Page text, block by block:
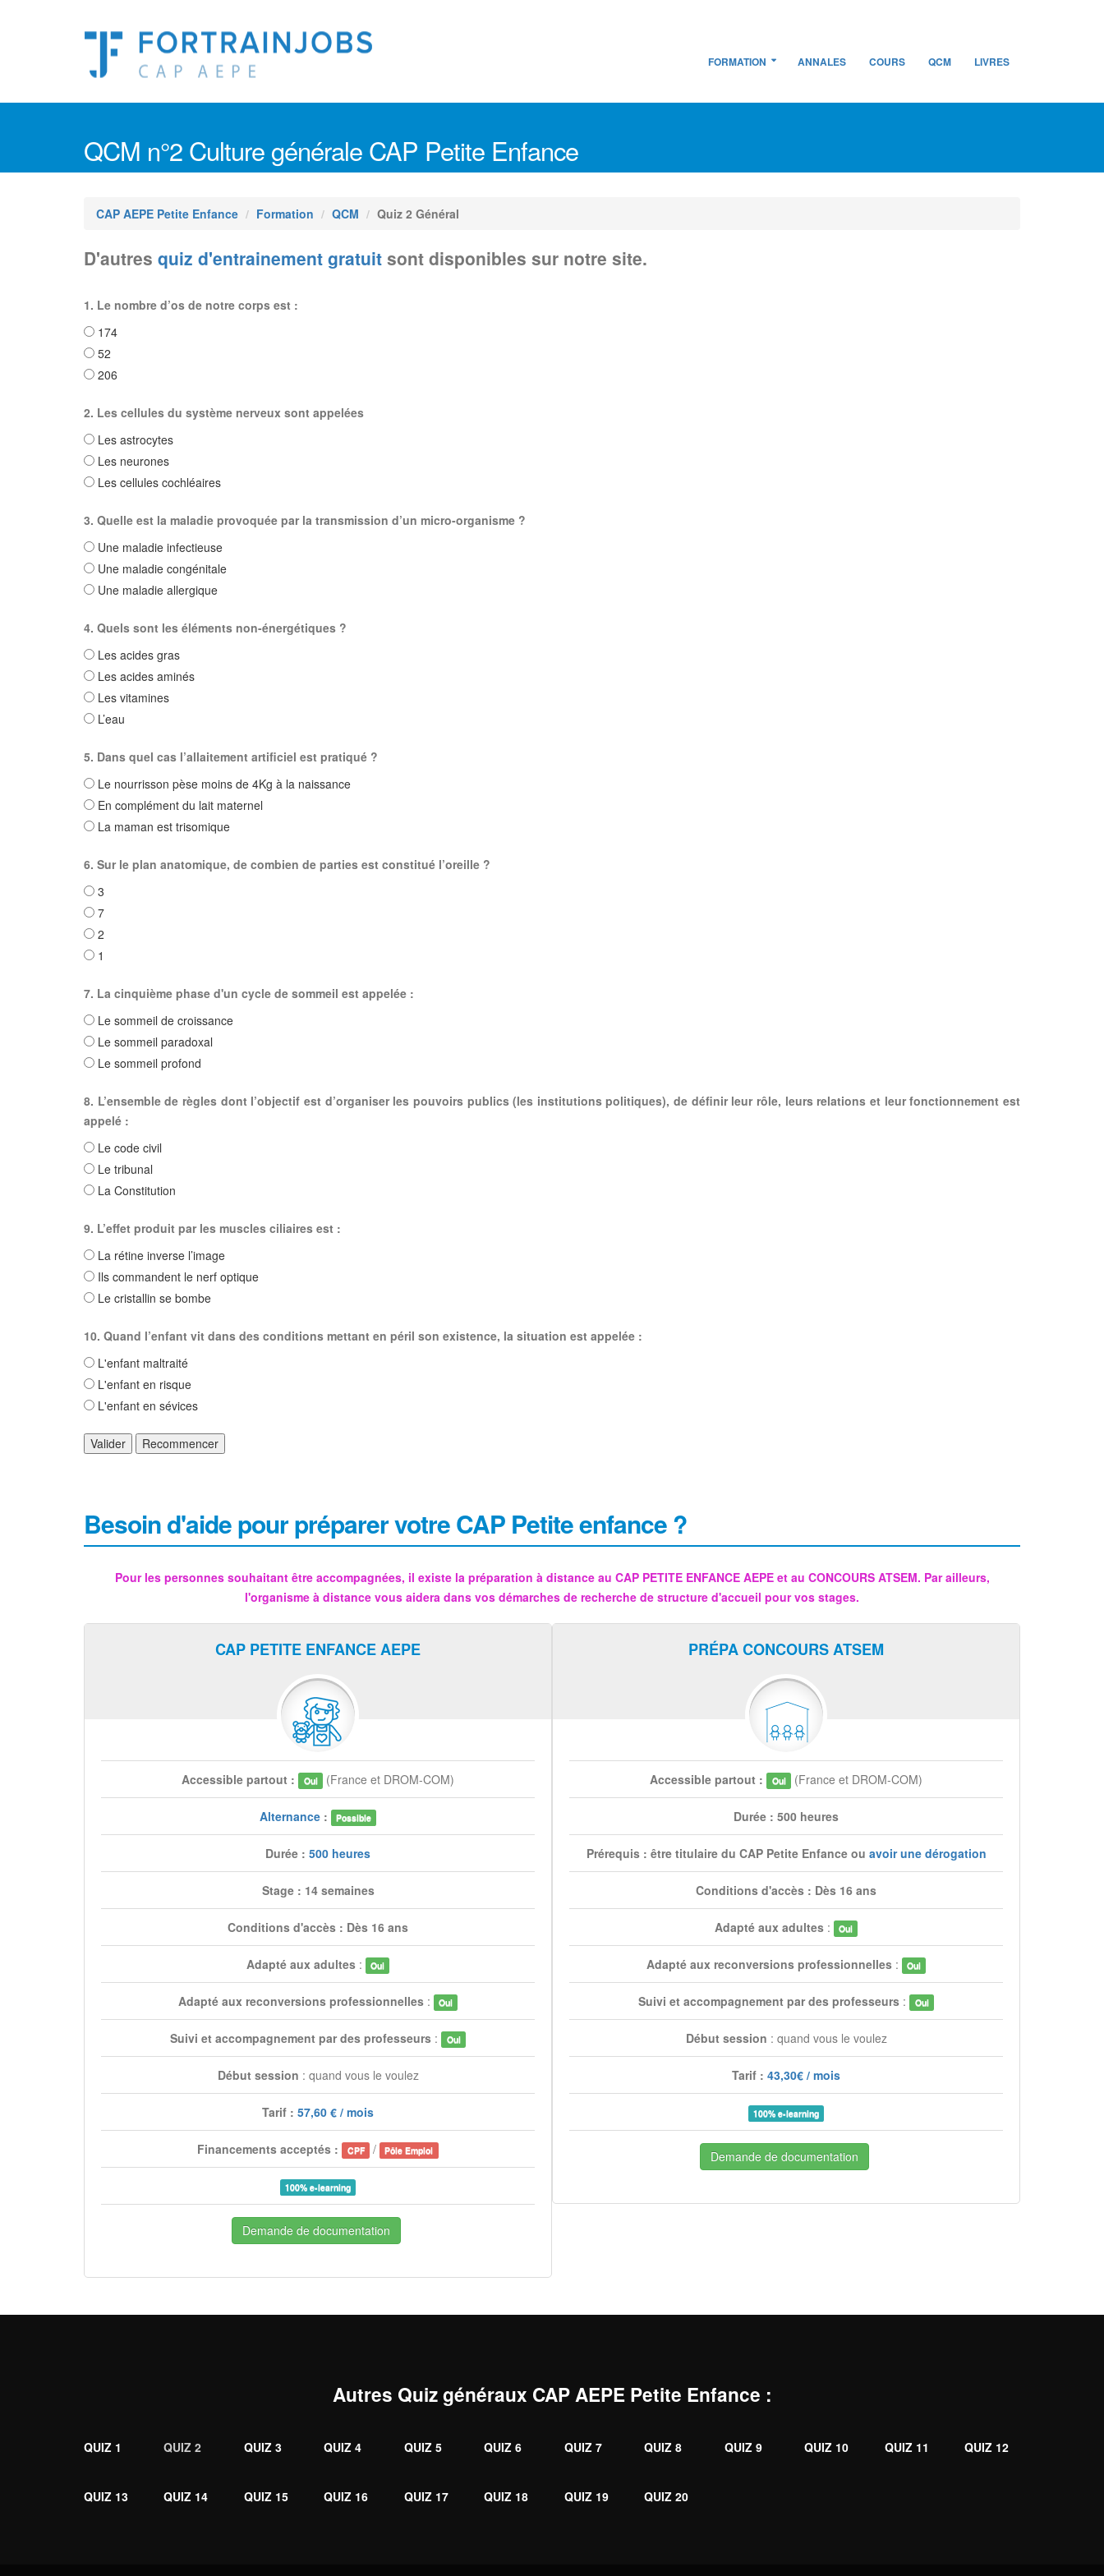
FORMATION ANNALES COURS QCM LIVRES
QCM n°2 Culture générale CAP Petite Enfance
CAP AEPE Petite Enfance Formation QCM Quiz 2 Général
D'autres quiz d'entrainement gratuit sont disponibles sur notre site.
1. Le nombre d’os de notre corps est :
174
52
206
2. Les cellules du système nerveux sont appelées
Les astrocytes
Les neurones
Les cellules cochléaires
3. Quelle est la maladie provoquée par la transmission d’un micro-organisme ?
Une maladie infectieuse
Une maladie congénitale
Une maladie allergique
4. Quels sont les éléments non-énergétiques ?
Les acides gras
Les acides aminés
Les vitamines
L’eau
5. Dans quel cas l’allaitement artificiel est pratiqué ?
Le nourrisson pèse moins de 4Kg à la naissance
En complément du lait maternel
La maman est trisomique
6. Sur le plan anatomique, de combien de parties est constitué l’oreille ?
3
7
2
1
7. La cinquième phase d'un cycle de sommeil est appelée :
Le sommeil de croissance
Le sommeil paradoxal
Le sommeil profond
8. L’ensemble de règles dont l’objectif est d’organiser les pouvoirs publics (les institutions politiques), de définir leur rôle, leurs relations et leur fonctionnement est
appelé :
Le code civil
Le tribunal
La Constitution
9. L’effet produit par les muscles ciliaires est :
La rétine inverse l’image
Ils commandent le nerf optique
Le cristallin se bombe
10. Quand l’enfant vit dans des conditions mettant en péril son existence, la situation est appelée :
L'enfant maltraité
L'enfant en risque
L'enfant en sévices
Valider Recommencer
Besoin d'aide pour préparer votre CAP Petite enfance ?
Pour les personnes souhaitant être accompagnées, il existe la préparation à distance au CAP PETITE ENFANCE AEPE et au CONCOURS ATSEM. Par ailleurs,
l'organisme à distance vous aidera dans vos démarches de recherche de structure d'accueil pour vos stages.
CAP PETITE ENFANCE AEPE
Accessible partout : Oui (France et DROM-COM)
Alternance: Possible
Durée : 500 heures
Stage : 14 semaines
Conditions d'accès : Dès 16 ans
Adapté aux adultes: Oui
Adapté aux reconversions professionnelles: Oui
Suivi et accompagnement par des professeurs : Oui
Début session : quand vous le voulez
Tarif : 57,60 € / mois
Financements acceptés : CPF / Pôle Emploi
100% e-learning
Demande de documentation
PRÉPA CONCOURS ATSEM
Accessible partout : Oui (France et DROM-COM)
Durée : 500 heures
Prérequis : être titulaire du CAP Petite Enfance ou avoir une dérogation
Conditions d'accès : Dès 16 ans
Adapté aux adultes: Oui
Adapté aux reconversions professionnelles: Oui
Suivi et accompagnement par des professeurs : Oui
Début session : quand vous le voulez
Tarif : 43,30€ / mois
100% e-learning
Demande de documentation
Autres Quiz généraux CAP AEPE Petite Enfance :
QUIZ 1 QUIZ 2 QUIZ 3 QUIZ 4 QUIZ 5 QUIZ 6 QUIZ 7 QUIZ 8 QUIZ 9 QUIZ 10 QUIZ 11 QUIZ 12
QUIZ 13 QUIZ 14 QUIZ 15 QUIZ 16 QUIZ 17 QUIZ 18 QUIZ 19 QUIZ 20